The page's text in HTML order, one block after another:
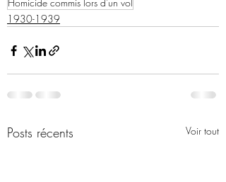
1930-1939
Posts récents Voir tout